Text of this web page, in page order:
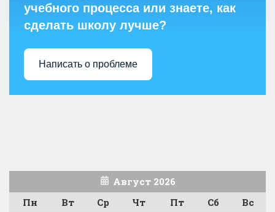
учебного процесса или знаете, как
сделать школу лучше?
Написать о проблеме
Август 2026
Пн
Вт Ср Чт Пт Сб
Вс